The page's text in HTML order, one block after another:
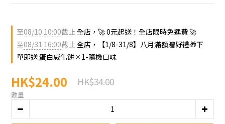
至08/10 10:00截止全店，🚀 0元起送！全店限時免運費 🚀
至08/31 16:00截止全店，【1/8-31/8】八月滿額贈好禮🎁下
單即送 蛋白威化餅×1-隨機口味
HK$24.00 HK$34.00
數量